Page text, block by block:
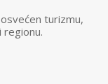
turizmu,